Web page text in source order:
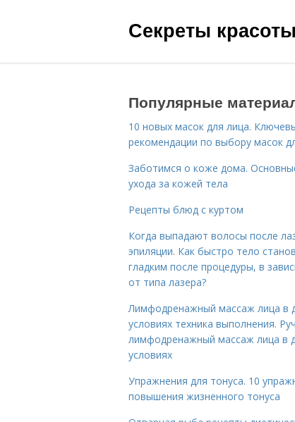
Секреты
Популярные
10 новых масок для лица.
рекомендации по выбору масок
Заботимся о коже дома.
ухода за кожей тела
Рецепты блюд с куртом
Когда выпадают волосы после
эпиляции. Как быстро тело
гладким после процедуры, в
от типа лазера?
Лимфодренажный массаж лица в
условиях техника выполнения.
лимфодренажный массаж лица в
условиях
Упражнения для тонуса. 10
повышения жизненного тонуса